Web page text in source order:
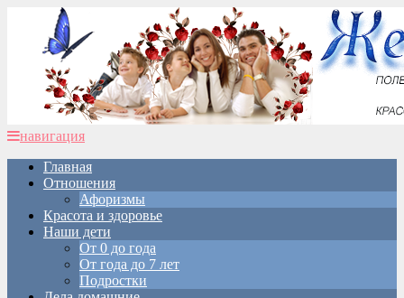
навигация
Главная
Отношения
Афоризмы
Красота и здоровье
Наши дети
От 0 до года
От года до 7 лет
Подростки